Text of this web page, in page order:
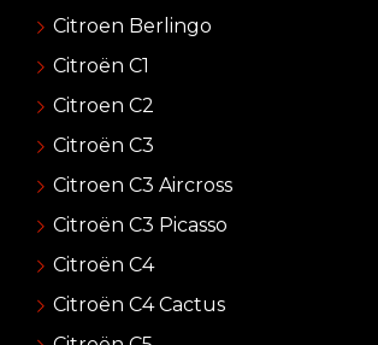
Citroen Berlingo
Citroën C1
Citroen C2
Citroën C3
Citroen C3 Aircross
Citroën C3 Picasso
Citroën C4
Citroën C4 Cactus